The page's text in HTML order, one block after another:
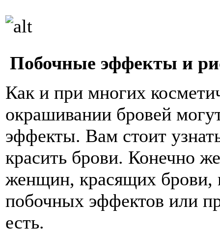
Побочные эффекты и
Как и при многих
окрашивании бровей
эффекты. Вам стоит
красить брови. Конечно
женщин, красящих брови,
побочных эффектов или
есть.